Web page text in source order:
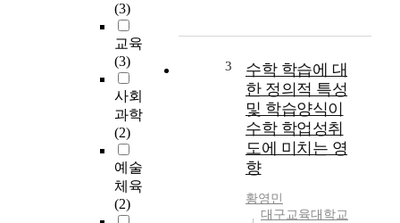
(3)
교육
(3)
사회
과학
(2)
예술
체육
(2)
3
수학 학습에 대
한 정의적 특성
및 학습양식이
수학 학업성취
도에 미치는 영
향
황영민
대구교육대학교